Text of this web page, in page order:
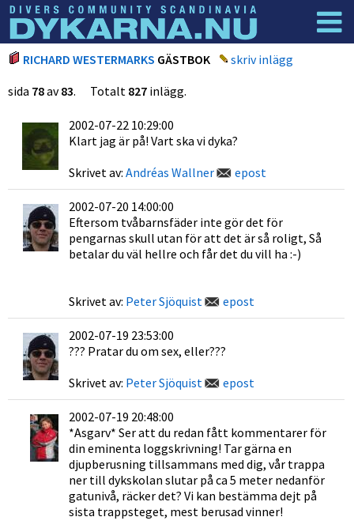
Dyknyheter Logga in
RICHARD WESTERMARKS GÄSTBOK
skriv inlägg
sida 78av83. Totalt 827 inlägg.
2002-07-22 10:29:00
Klart jag är på! Vart ska vi dyka?
Skrivet av: Andréas Wallner epost
2002-07-20 14:00:00
Eftersom tvåbarnsfäder inte gör det för
pengarnas skull utan för att det är så roligt, Så
betalar du väl hellre och får det du vill ha :-)
Skrivet av: Peter Sjöquist epost
2002-07-19 23:53:00
??? Pratar du om sex, eller???
Skrivet av: Peter Sjöquist epost
2002-07-19 20:48:00
*Asgarv* Ser att du redan fått kommentarer för
din eminenta loggskrivning! Tar gärna en
djupberusning tillsammans med dig, vår trappa
ner till dykskolan slutar på ca 5 meter nedanför
gatunivå, räcker det? Vi kan bestämma dejt på
sista trappsteget, mest berusad vinner!